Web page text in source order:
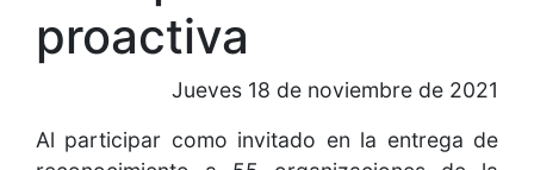
proactiva
Jueves 18 de noviembre de 2021
Al participar como invitado en la entrega de